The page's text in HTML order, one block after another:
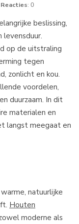
Reacties: 0
beslissing,
levensduur.
op de uitstraling
tegen
zonlicht en kou.
voordelen,
duurzaam. In dit
materialen en
langst meegaat en
natuurlijke
Houten
moderne als